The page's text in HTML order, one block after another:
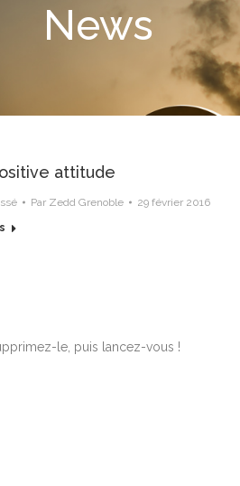
News
attitude
Par Zedd Grenoble
29 février 2016
le, puis lancez-vous !